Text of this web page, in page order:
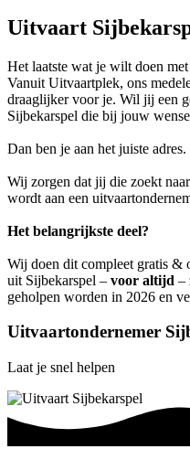
Uitvaart
Het laatste wat je wilt doen
Vanuit Uitvaartplek, ons
draaglijker voor je. Wil jij een
Sijbekarspel die bij jouw
Dan ben je aan het juiste adres.
Wij zorgen dat jij die zoekt naar
wordt aan een
Het belangrijkste deel?
Wij doen dit compleet gratis &
uit Sijbekarspel – voor altijd –
geholpen worden in 2026 en
Uitvaartondernemer
Laat je snel helpen